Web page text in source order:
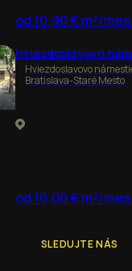
od 10,90 € m²/mes.
Hviezdoslavovo
Hviezdoslavovo
Bratislava-Staré Mesto
od 10,00 € m²/mes.
SLEDUJTE NÁS